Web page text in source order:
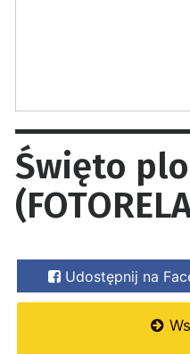
Święto
Udostępnij na